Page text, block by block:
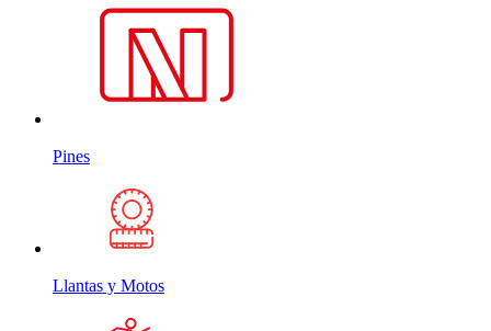
Pines
Llantas y Motos